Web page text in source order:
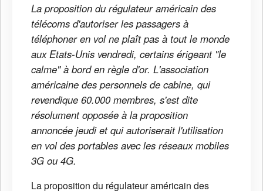
La proposition du régulateur américain des
télécoms d'autoriser les passagers à
téléphoner en vol ne plaît pas à tout le monde
aux Etats-Unis vendredi, certains érigeant "le
calme" à bord en règle d'or. L'association
américaine des personnels de cabine, qui
revendique 60.000 membres, s'est dite
résolument opposée à la proposition
annoncée jeudi et qui autoriserait l'utilisation
en vol des portables avec les réseaux mobiles
3G ou 4G.
La proposition du régulateur américain des